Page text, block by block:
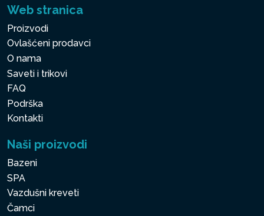
Web stranica
Proizvodi
Ovlašćeni prodavci
O nama
Saveti i trikovi
FAQ
Podrška
Kontakti
Naši proizvodi
Bazeni
SPA
Vazdušni kreveti
Čamci